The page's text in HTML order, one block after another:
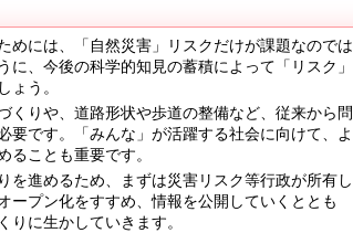
めには、「自然災害」リスクだけが課題なのでは
に、今後の科学的知見の蓄積によって「リスク」
ょう。
りや、道路形状や歩道の整備など、従来から問
要です。「みんな」が活躍する社会に向けて、よ
ることも重要です。
進めるため、まずは災害リスク等行政が所有し
ープン化をすすめ、情報を公開していくととも
りに生かしていきます。